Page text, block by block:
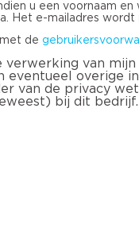
u een voornaam
Het e-mailadres wordt
de
verwerking van
eventueel overige
van de privacy
bij dit bedrijf.